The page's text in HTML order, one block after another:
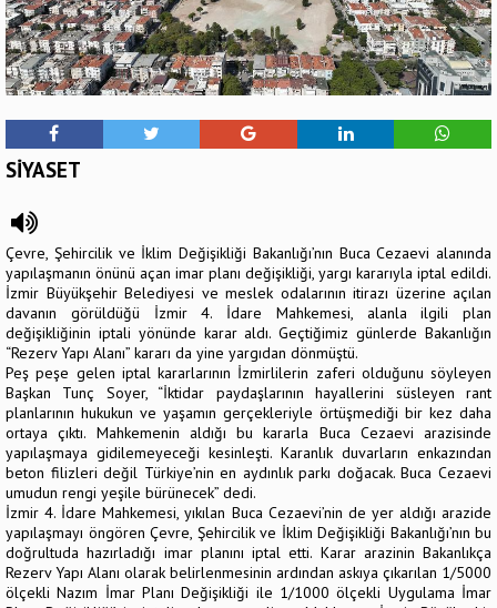
SİYASET
Çevre, Şehircilik ve İklim Değişikliği Bakanlığı’nın Buca Cezaevi alanında
yapılaşmanın önünü açan imar planı değişikliği, yargı kararıyla iptal edildi.
İzmir Büyükşehir Belediyesi ve meslek odalarının itirazı üzerine açılan
davanın görüldüğü İzmir 4. İdare Mahkemesi, alanla ilgili plan
değişikliğinin iptali yönünde karar aldı. Geçtiğimiz günlerde Bakanlığın
“Rezerv Yapı Alanı” kararı da yine yargıdan dönmüştü.
Peş peşe gelen iptal kararlarının İzmirlilerin zaferi olduğunu söyleyen
Başkan Tunç Soyer, “İktidar paydaşlarının hayallerini süsleyen rant
planlarının hukukun ve yaşamın gerçekleriyle örtüşmediği bir kez daha
ortaya çıktı. Mahkemenin aldığı bu kararla Buca Cezaevi arazisinde
yapılaşmaya gidilemeyeceği kesinleşti. Karanlık duvarların enkazından
beton filizleri değil Türkiye’nin en aydınlık parkı doğacak. Buca Cezaevi
umudun rengi yeşile bürünecek” dedi.
İzmir 4. İdare Mahkemesi, yıkılan Buca Cezaevi’nin de yer aldığı arazide
yapılaşmayı öngören Çevre, Şehircilik ve İklim Değişikliği Bakanlığı’nın bu
doğrultuda hazırladığı imar planını iptal etti. Karar arazinin Bakanlıkça
Rezerv Yapı Alanı olarak belirlenmesinin ardından askıya çıkarılan 1/5000
ölçekli Nazım İmar Planı Değişikliği ile 1/1000 ölçekli Uygulama İmar